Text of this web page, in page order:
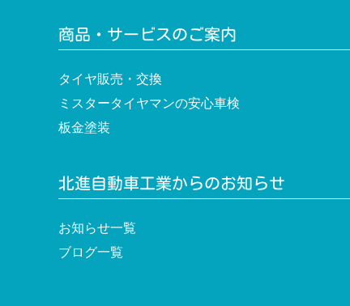
ン
商品・サービスのご案内
タイヤ販売・交換
ミスタータイヤマンの安心車検
板金塗装
北進自動車工業からのお知らせ
お知らせ一覧
ブログ一覧